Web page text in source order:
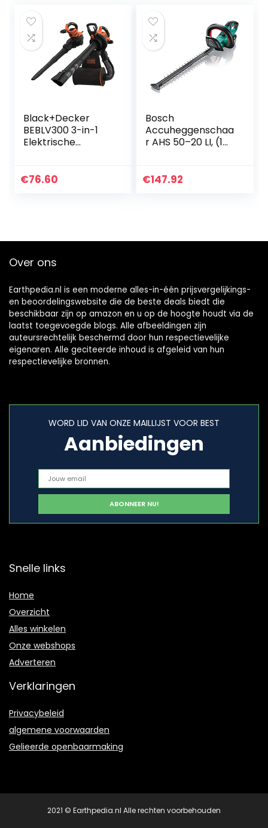
zonder accu en
lader)
Black+Decker
BEBLV300 3-in-1
Elektrische
Watt, met
€76.60
Bosch
Accuheggenschaa
r AHS 50–20 LI, (1
in Doos)
€147.92
Over ons
Earthpedia.nl is een moderne alles-in-één prijsvergelijkings-
en beoordelingswebsite die de beste deals biedt die
beschikbaar zijn op amazon en u op de hoogte houdt via de
laatst toegevoegde blogs. Alle afbeeldingen zijn
auteursrechtelijk beschermd door hun respectievelijke
eigenaren. Alle geciteerde inhoud is afgeleid van hun
respectievelijke bronnen.
WORD LID VAN ONZE MAILLIJST VOOR BEST
Aanbiedingen
Snelle links
Home
Overzicht
Alles winkelen
Onze webshops
Adverteren
Verklaringen
Privacybeleid
algemene voorwaarden
Gelieerde openbaarmaking
2021 © Earthpedia.nl Alle rechten voorbehouden